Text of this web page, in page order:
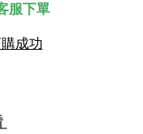
服下單
成功